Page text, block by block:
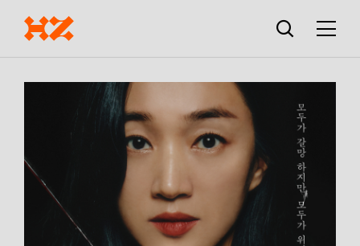
검색창
열기
메뉴